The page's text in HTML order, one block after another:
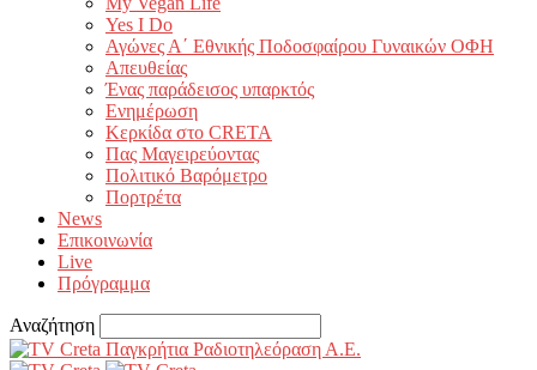
Yes I Do
Αγώνες Α΄ Εθνικής Ποδοσφαίρου Γυναικών ΟΦΗ
Απευθείας
Ένας παράδεισος υπαρκτός
Ενημέρωση
Κερκίδα στο CRETA
Πας Μαγειρεύοντας
Πολιτικό Βαρόμετρο
Πορτρέτα
News
Επικοινωνία
Live
Πρόγραμμα
Αναζήτηση
Παγκρήτια Ραδιοτηλεόραση Α.Ε.